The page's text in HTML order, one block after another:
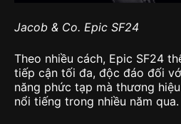
Jacob & Co. Epic SF24
Theo nhiều cách, Epic SF24
tiếp cận tối đa, độc đáo đối
năng phức tạp mà thương
nổi tiếng trong nhiều năm qua.